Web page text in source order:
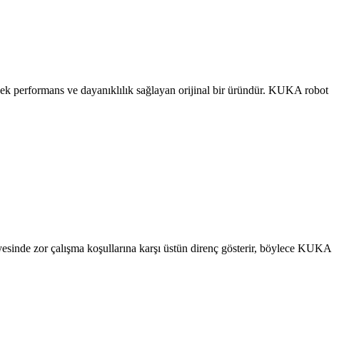
performans ve dayanıklılık sağlayan orijinal bir üründür. KUKA robot
zor çalışma koşullarına karşı üstün direnç gösterir, böylece KUKA